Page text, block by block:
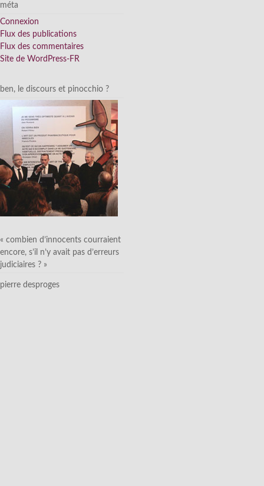
méta
Connexion
Flux des publications
Flux des commentaires
Site de WordPress-FR
ben, le discours et pinocchio ?
« combien d’innocents courraient
encore, s’il n’y avait pas d’erreurs
judiciaires ? »
pierre desproges